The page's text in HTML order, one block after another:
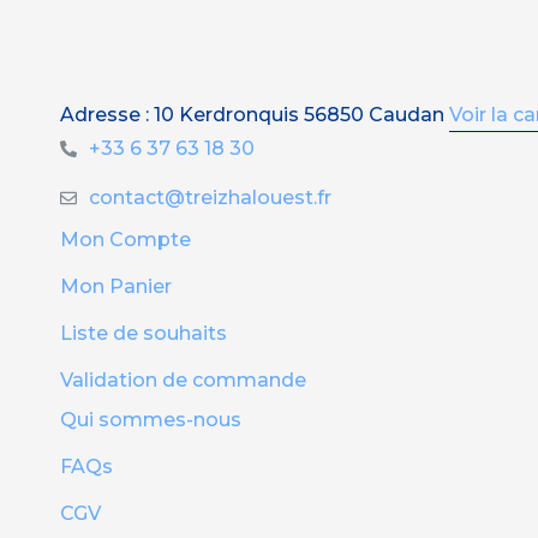
Adresse : 10 Kerdronquis 56850 Caudan Voir la
+33 6 37 63 18 30
contact@treizhalouest.fr
Mon Compte
Mon Panier
Liste de souhaits
Validation de commande
Qui sommes-nous
FAQs
CGV